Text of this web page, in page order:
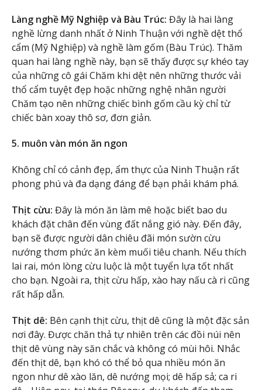
Làng nghề Mỹ Nghiệp và Bàu Trúc: Đây là hai làng
nghề lừng danh nhất ở Ninh Thuận với nghề dệt thổ
cẩm (Mỹ Nghiệp) và nghề làm gốm (Bàu Trúc). Thăm
quan hai làng nghề này, bạn sẽ thấy được sự khéo tay
của những cô gái Chăm khi dệt nên những thước vải
thổ cẩm tuyệt đẹp hoặc những nghệ nhân người
Chăm tạo nên những chiếc bình gốm cầu kỳ chỉ từ
chiếc bàn xoay thô sơ, đơn giản.
5. muôn vàn món ăn ngon
Không chỉ có cảnh đẹp, ẩm thực của Ninh Thuận rất
phong phú và đa dạng đáng để bạn phải khám phá.
Thịt cừu: Đây là món ăn làm mê hoặc biết bao du
khách đặt chân đến vùng đất nắng gió này. Đến đây,
bạn sẽ được người dân chiêu đãi món sườn cừu
nướng thơm phức ăn kèm muối tiêu chanh. Nếu thích
lai rai, món lòng cừu luộc là một tuyển lựa tốt nhất
cho bạn. Ngoài ra, thịt cừu hấp, xào hay nấu cà ri cũng
rất hấp dẫn.
Thịt dê: Bên cạnh thịt cừu, thịt dê cũng là một đặc sản
nơi đây. Được chăn thả tự nhiên trên các đồi núi nên
thịt dê vùng này săn chắc và không có mùi hôi. Nhắc
đến thịt dê, bạn khó có thể bỏ qua nhiều món ăn
ngon như dê xào lăn, dê nướng mọi; dê hấp sả; ca ri